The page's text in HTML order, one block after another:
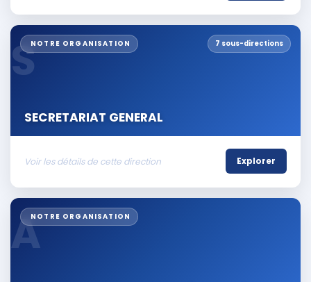
SNOTRE ORGANISATION 7 sous-directions
SECRETARIAT GENERAL
Voir les détails de cette direction Explorer
ANOTRE ORGANISATION